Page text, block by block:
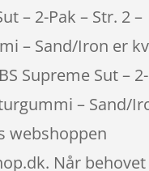
– 2-Pak – Str. 2 –
– Sand/Iron er
Supreme Sut –
– Sand/
webshoppen
Når